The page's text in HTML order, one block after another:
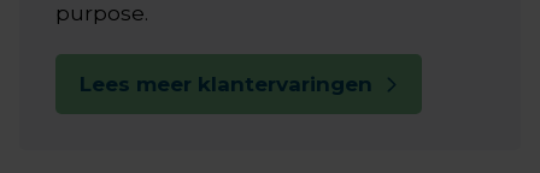
purpose.
Lees meer klantervaringen